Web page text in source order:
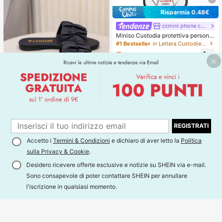
Magazzino EU Sandali slip-on alla m
oda per bambini, scarpe piatte estiv
e, nuovi sandali con cinturini, scarp
e da spiaggia carine per ragazze, rit
orno a scuola
(1000+)
4.93€
4-7 giorni lavorativi
Risparmia 0.48€
ccmini phone case
Miniso Custodia protettiva personal
izzata Marvel Avengers Spider-Ma
a ragnatela, compatibile con iPhon
e 17/17 Pro Max/16/17 Pro/15/14/16
Plus/17 Air/13/15 Pro/12/15 Plus. Cu
stodia protettiva antiurto per uomo
compatibile con Apple.
#1 Bestseller in Lettera Custodie per telefoni di base
5
REGISTRATI
Accetto i Termini & Condizioni e dichiaro di aver letto la Politica
sulla Privacy & Cookie.
Desidero ricevere offerte esclusive e notizie su SHEIN via e-mail.
Sono consapevole di poter contattare SHEIN per annullare
l'iscrizione in qualsiasi momento.